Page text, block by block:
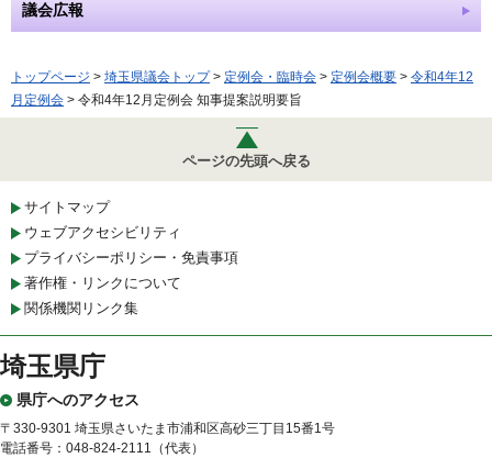
議会広報
トップページ > 埼玉県議会トップ> 定例会・臨時会 > 定例会概要 > 令和4年12
月定例会 > 令和4年12月定例会 知事提案説明要旨
ページの先頭へ戻る
サイトマップ
ウェブアクセシビリティ
プライバシーポリシー・免責事項
著作権・リンクについて
関係機関リンク集
埼玉県庁
県庁へのアクセス
〒330-9301 埼玉県さいたま市浦和区高砂三丁目15番1号
電話番号：048-824-2111（代表）